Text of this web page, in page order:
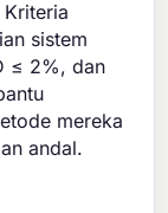
sistem
≤ 2%, dan
mereka
andal.